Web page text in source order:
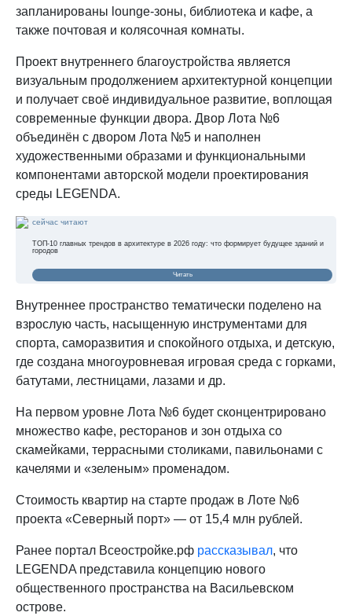
запланированы lounge-зоны, библиотека и кафе, а
также почтовая и колясочная комнаты.
Проект внутреннего благоустройства является
визуальным продолжением архитектурной концепции
и получает своё индивидуальное развитие, воплощая
современные функции двора. Двор Лота №6
объединён с двором Лота №5 и наполнен
художественными образами и функциональными
компонентами авторской модели проектирования
среды LEGENDA.
сейчас читают
ТОП-10 главных трендов в архитектуре в 2026 году: что формирует будущее зданий и
городов
Читать
Внутреннее пространство тематически поделено на
взрослую часть, насыщенную инструментами для
спорта, саморазвития и спокойного отдыха, и детскую,
где создана многоуровневая игровая среда с горками,
батутами, лестницами, лазами и др.
На первом уровне Лота №6 будет сконцентрировано
множество кафе, ресторанов и зон отдыха со
скамейками, террасными столиками, павильонами с
качелями и «зеленым» променадом.
Стоимость квартир на старте продаж в Лоте №6
проекта «Северный порт» — от 15,4 млн рублей.
Ранее портал Всеостройке.рф рассказывал, что
LEGENDA представила концепцию нового
общественного пространства на Васильевском
острове.